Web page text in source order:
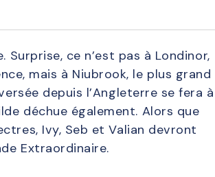
ce n’est pas à Londinor,
mais à Niubrook, le plus grand
depuis l’Angleterre se fera à
déchue également. Alors que
Ivy, Seb et Valian devront
Extraordinaire.